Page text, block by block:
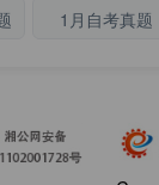
1月自考真题